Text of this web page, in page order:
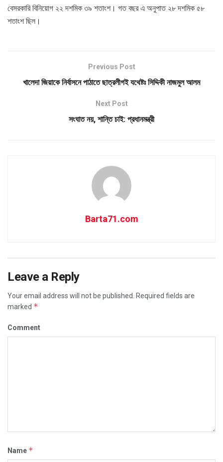
বেসরকারি বিনিয়োগ ২২ দশমিক ৩৯ শতাংশ। গত বছর এ অনুপাত ২৮ দশমিক ৫৮
শতাংশ ছিল।
Previous Post
খালেদা জিয়াকে নির্বাসনে পাঠাতে ছাত্রলীগই যথেষ্টঃ সিদ্দিকী নাজমুল আলম
Next Post
সংঘাত নয়, শান্তি চাই: প্রধানমন্ত্রী
Barta71.com
Leave a Reply
Your email address will not be published. Required fields are
marked *
Comment
Name *